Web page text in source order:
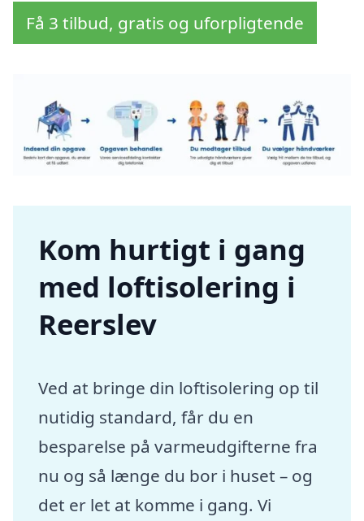
Få 3 tilbud, gratis og uforpligtende
Kom hurtigt i gang
med loftisolering i
Reerslev
Ved at bringe din loftisolering op til
nutidig standard, får du en
besparelse på varmeudgifterne fra
nu og så længe du bor i huset – og
det er let at komme i gang. Vi